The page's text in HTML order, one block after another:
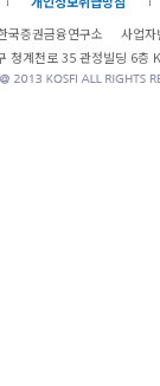
국증권금융연구소 사업
청계천로 35 관정빌딩